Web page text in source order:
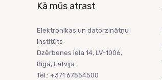
Kā mūs atrast
Elektronikas un datorzinātņu
institūts
Dzērbenes iela 14, LV-1006,
Rīga, Latvija
Tel.: +371 67554500